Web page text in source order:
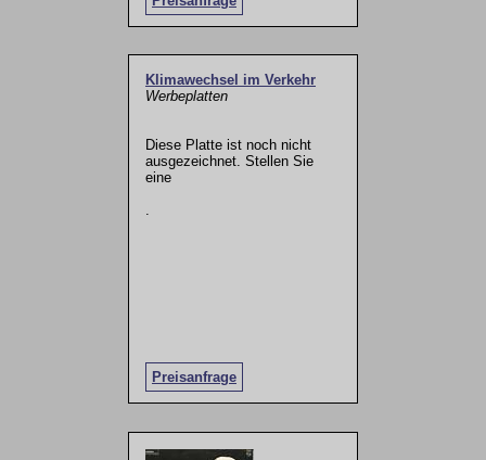
Klimawechsel im Verkehr
Werbeplatten
Diese Platte ist noch nicht
ausgezeichnet. Stellen Sie
eine
Preisanfrage
.